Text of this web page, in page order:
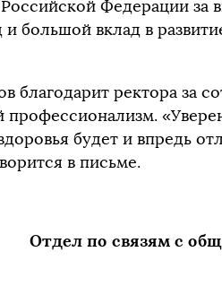
Федерации за
большой вклад в
ректора за
будет и впредь
в письме.
Отдел по связям с